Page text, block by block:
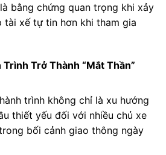
bằng chứng quan trọng khi xảy
tài xế tự tin hơn khi tham gia
Trở Thành “Mắt Thần”
trình không chỉ là xu hướng
thiết yếu đối với nhiều chủ xe
bối cảnh giao thông ngày